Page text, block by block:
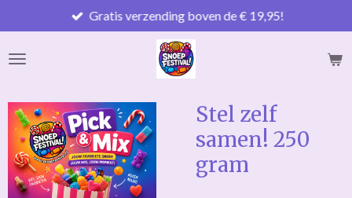
direct
naar
Gratis verzending boven de € 19,95!
Stel zelf
samen! 250
gram